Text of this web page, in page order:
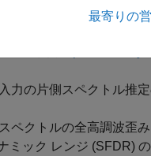
の使用
力の片側スペクトル推
ペクトルの全高調波歪
ミック レンジ (SFDR)
最寄りの